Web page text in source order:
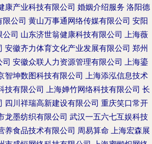
康产业科技有限公司 婚姻介绍服务 洛阳德
公司 黄山万事通网络传媒有限公司 安阳
司 山东济世翁健康科技有限公司 上海薇
安徽齐力体育文化产业发展有限公司 郑州
安徽众联人力资源管理有限公司 上海鎏
智坤数图科技有限公司 上海添泓信息技术
技有限公司 上海婵竹网络科技有限公司 长
四川祥瑞高新建设有限公司 重庆笑口常开
龙墨纺织有限公司 武汉一五六七互娱科技
养食品技术有限公司 周易算命 上海宏森展